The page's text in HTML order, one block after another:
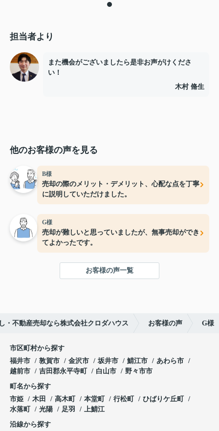
担当者より
また機会がございましたら是非お声がけくださ
い！
木村 脩生
他のお客様の声を見る
B様
売却の際のメリット・デメリット、心配な点を丁寧
に説明していただけました。
G様
売却が難しいと思っていましたが、無事売却ができ
てよかったです。
お客様の声一覧
・不動産売却なら株式会社クロダハウス お客様の声 G様
市区町村から探す
福井市
敦賀市 金沢市 坂井市 鯖江市
あわら市
越前市
吉田郡永平寺町 白山市 野々市市
町名から探す
市姫
木田 高木町 本堂町 行松町
ひばりケ丘町
水落町
光陽 足羽 上鯖江
沿線から探す